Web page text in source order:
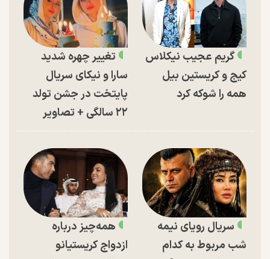
گریم عجیب نیکلاس
کیج و کریستین بیل
همه را شوکه کرد
تغییر چهره شدید
سارا و نیکای سریال
پایتخت در جشن تولد
۲۲ سالگی + تصاویر
سریال رویای نیمه
شب مربوط به کدام
همه‌چیز درباره
ازدواج کریستیانو